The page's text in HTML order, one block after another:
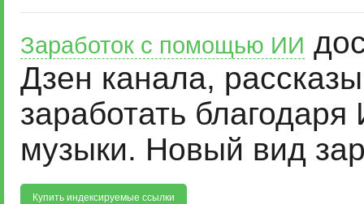
Заработок с помощью ИИ
Дзен канала,
заработать
музыки. Новый вид
Купить индексируемые ссылки